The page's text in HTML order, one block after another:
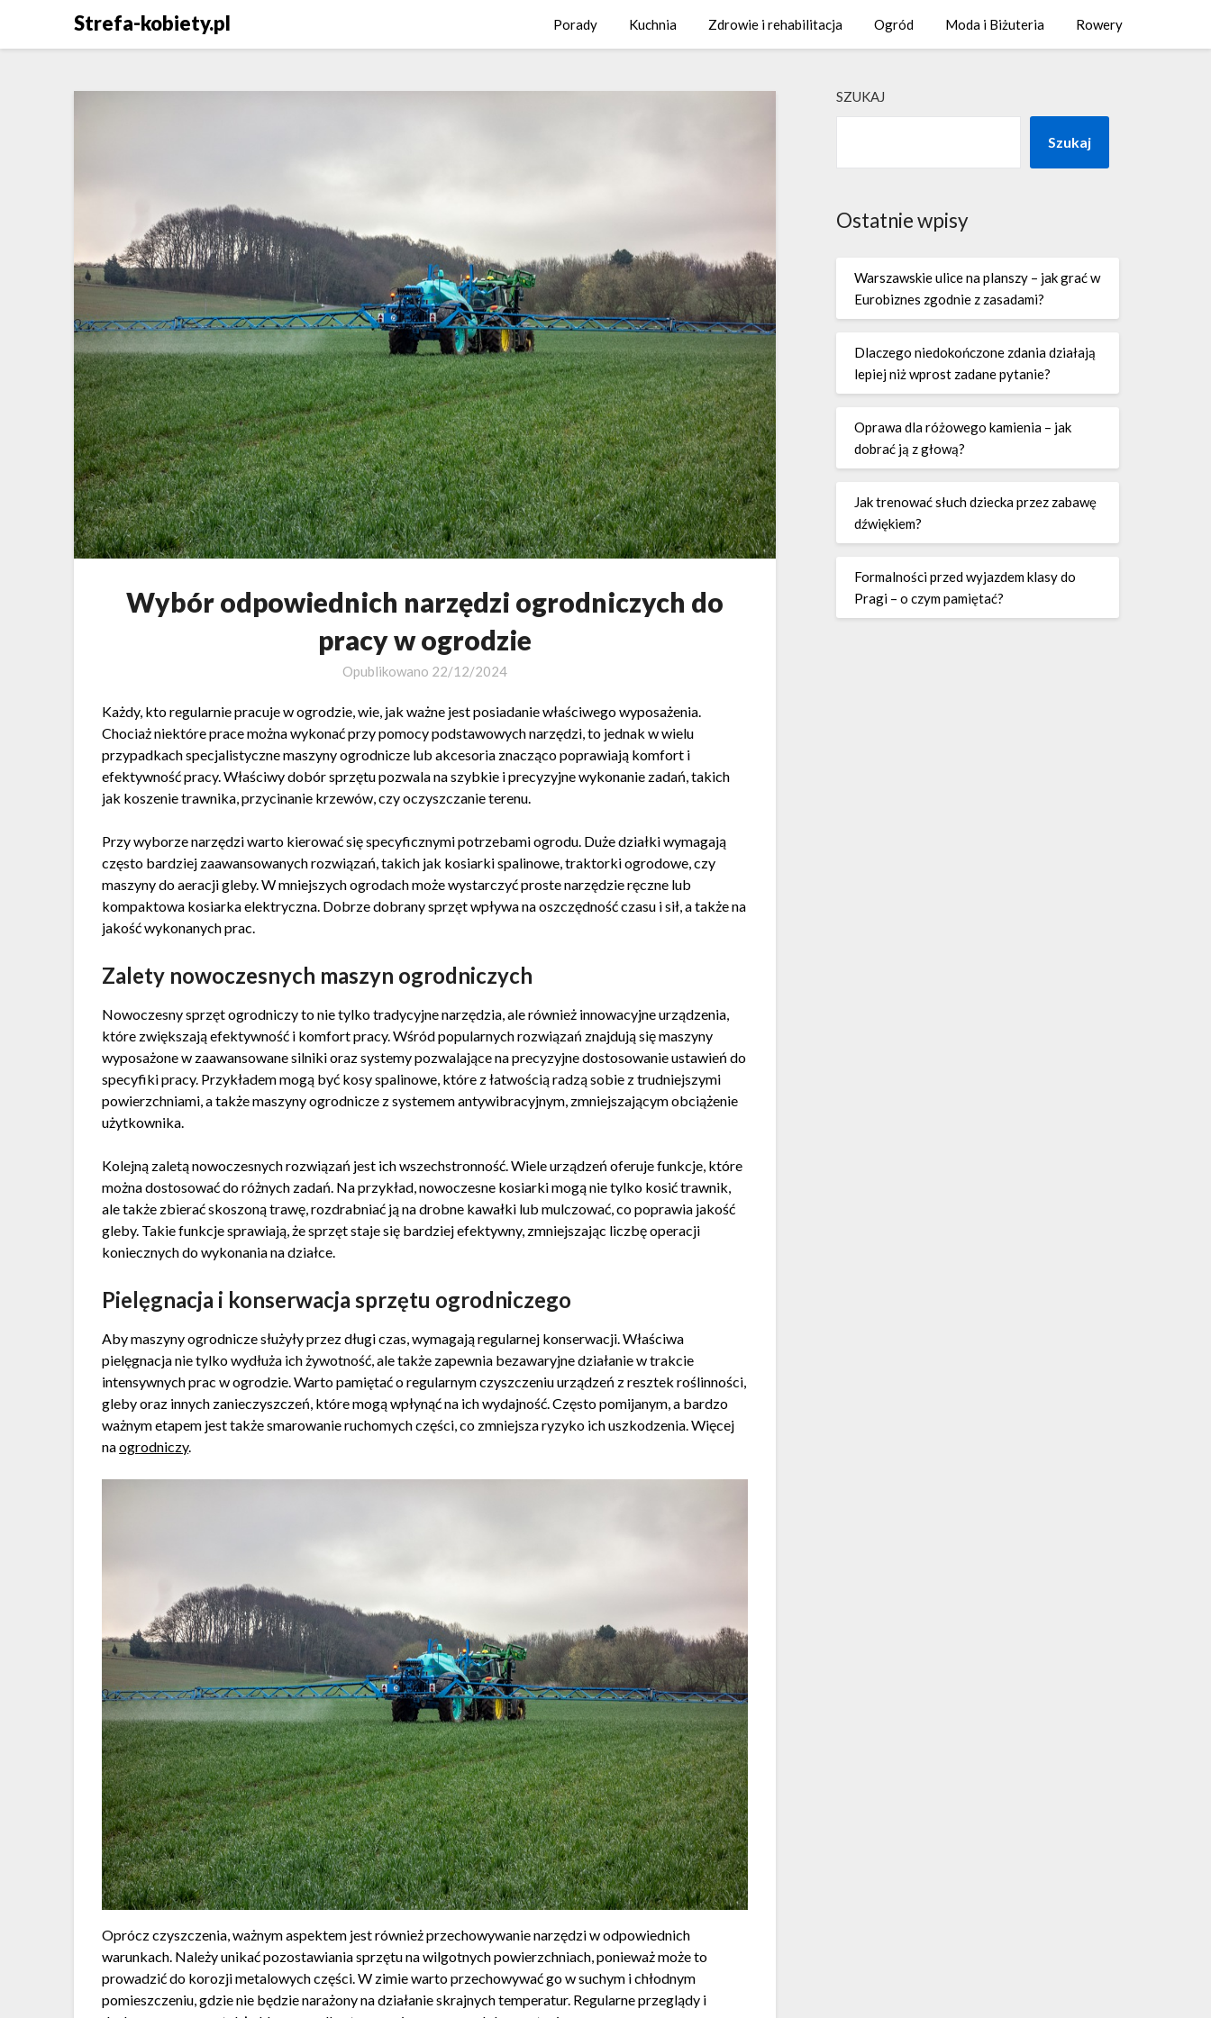
Strefa-kobiety.pl Porady Kuchnia Zdrowie i rehabilitacja Ogród Moda i Biżuteria Rowery
Wybór odpowiednich narzędzi ogrodniczych do
pracy w ogrodzie
Opublikowano 22/12/2024
Każdy, kto regularnie pracuje w ogrodzie, wie, jak ważne jest posiadanie właściwego wyposażenia.
Chociaż niektóre prace można wykonać przy pomocy podstawowych narzędzi, to jednak w wielu
przypadkach specjalistyczne maszyny ogrodnicze lub akcesoria znacząco poprawiają komfort i
efektywność pracy. Właściwy dobór sprzętu pozwala na szybkie i precyzyjne wykonanie zadań, takich
jak koszenie trawnika, przycinanie krzewów, czy oczyszczanie terenu.
Przy wyborze narzędzi warto kierować się specyficznymi potrzebami ogrodu. Duże działki wymagają
często bardziej zaawansowanych rozwiązań, takich jak kosiarki spalinowe, traktorki ogrodowe, czy
maszyny do aeracji gleby. W mniejszych ogrodach może wystarczyć proste narzędzie ręczne lub
kompaktowa kosiarka elektryczna. Dobrze dobrany sprzęt wpływa na oszczędność czasu i sił, a także na
jakość wykonanych prac.
Zalety nowoczesnych maszyn ogrodniczych
Nowoczesny sprzęt ogrodniczy to nie tylko tradycyjne narzędzia, ale również innowacyjne urządzenia,
które zwiększają efektywność i komfort pracy. Wśród popularnych rozwiązań znajdują się maszyny
wyposażone w zaawansowane silniki oraz systemy pozwalające na precyzyjne dostosowanie ustawień do
specyfiki pracy. Przykładem mogą być kosy spalinowe, które z łatwością radzą sobie z trudniejszymi
powierzchniami, a także maszyny ogrodnicze z systemem antywibracyjnym, zmniejszającym obciążenie
użytkownika.
Kolejną zaletą nowoczesnych rozwiązań jest ich wszechstronność. Wiele urządzeń oferuje funkcje, które
można dostosować do różnych zadań. Na przykład, nowoczesne kosiarki mogą nie tylko kosić trawnik,
ale także zbierać skoszoną trawę, rozdrabniać ją na drobne kawałki lub mulczować, co poprawia jakość
gleby. Takie funkcje sprawiają, że sprzęt staje się bardziej efektywny, zmniejszając liczbę operacji
koniecznych do wykonania na działce.
Pielęgnacja i konserwacja sprzętu ogrodniczego
Aby maszyny ogrodnicze służyły przez długi czas, wymagają regularnej konserwacji. Właściwa
pielęgnacja nie tylko wydłuża ich żywotność, ale także zapewnia bezawaryjne działanie w trakcie
intensywnych prac w ogrodzie. Warto pamiętać o regularnym czyszczeniu urządzeń z resztek roślinności,
gleby oraz innych zanieczyszczeń, które mogą wpłynąć na ich wydajność. Często pomijanym, a bardzo
ważnym etapem jest także smarowanie ruchomych części, co zmniejsza ryzyko ich uszkodzenia. Więcej
naogrodniczy.
Oprócz czyszczenia, ważnym aspektem jest również przechowywanie narzędzi w odpowiednich
warunkach. Należy unikać pozostawiania sprzętu na wilgotnych powierzchniach, ponieważ może to
prowadzić do korozji metalowych części. W zimie warto przechowywać go w suchym i chłodnym
pomieszczeniu, gdzie nie będzie narażony na działanie skrajnych temperatur. Regularne przeglądy i
SZUKAJ
Szukaj
Ostatnie wpisy
Warszawskie ulice na planszy – jak grać w
Eurobiznes zgodnie z zasadami?
Dlaczego niedokończone zdania działają
lepiej niż wprost zadane pytanie?
Oprawa dla różowego kamienia – jak
dobrać ją z głową?
Jak trenować słuch dziecka przez zabawę
dźwiękiem?
Formalności przed wyjazdem klasy do
Pragi – o czym pamiętać?